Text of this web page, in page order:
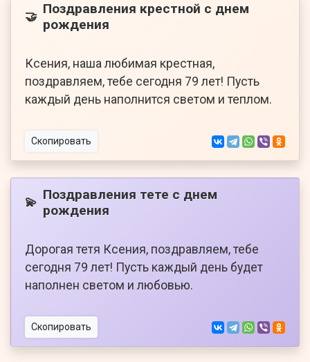
🤝 Поздравления крестной с днем
рождения
Ксения, наша любимая крестная,
поздравляем, тебе сегодня 79 лет! Пусть
каждый день наполнится светом и теплом.
Скопировать
💫 Поздравления тете с днем
рождения
Дорогая тетя Ксения, поздравляем, тебе
сегодня 79 лет! Пусть каждый день будет
наполнен светом и любовью.
Скопировать